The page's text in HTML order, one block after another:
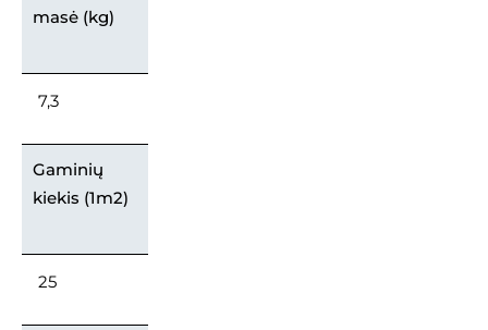
masė (kg)
7,3
Gaminių
kiekis (1m2)
25